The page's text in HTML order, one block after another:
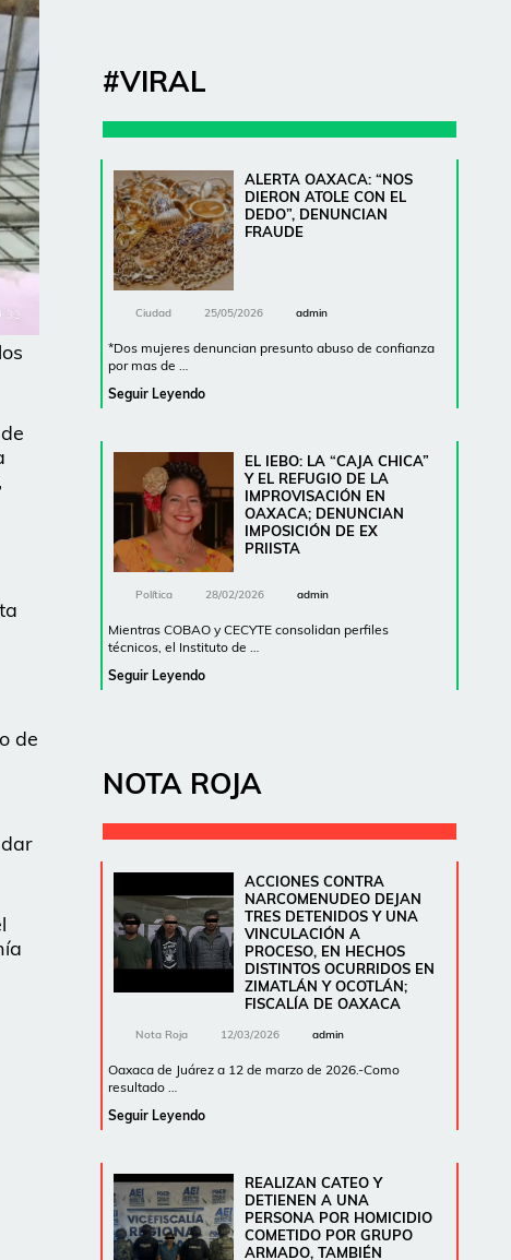
de
#VIRAL
ALERTA OAXACA: “NOS
DIERON ATOLE CON EL
DEDO”, DENUNCIAN
FRAUDE
Ciudad 25/05/2026 admin
*Dos mujeres denuncian presunto abuso de confianza
por mas de …
Seguir Leyendo
EL IEBO: LA “CAJA CHICA”
Y EL REFUGIO DE LA
IMPROVISACIÓN EN
OAXACA; DENUNCIAN
IMPOSICIÓN DE EX
PRIISTA
Política 28/02/2026 admin
Mientras COBAO y CECYTE consolidan perfiles
técnicos, el Instituto de …
Seguir Leyendo
NOTA ROJA
ACCIONES CONTRA
NARCOMENUDEO DEJAN
TRES DETENIDOS Y UNA
VINCULACIÓN A
PROCESO, EN HECHOS
DISTINTOS OCURRIDOS EN
ZIMATLÁN Y OCOTLÁN;
FISCALÍA DE OAXACA
Nota Roja 12/03/2026 admin
Oaxaca de Juárez a 12 de marzo de 2026.-Como
resultado …
Seguir Leyendo
REALIZAN CATEO Y
DETIENEN A UNA
PERSONA POR HOMICIDIO
COMETIDO POR GRUPO
ARMADO, TAMBIÉN